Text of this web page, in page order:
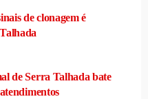
de clonagem é
de Serra Talhada bate